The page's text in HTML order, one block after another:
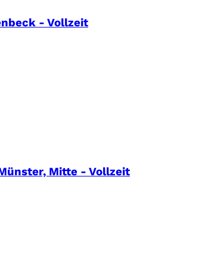
- Vollzeit
Mitte - Vollzeit